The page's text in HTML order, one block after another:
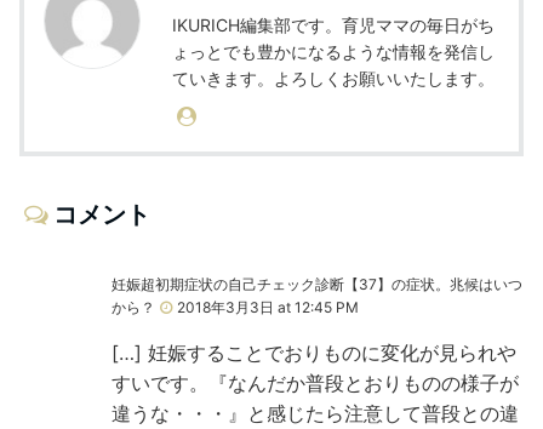
IKURICH編集部です。育児ママの毎日がち
ょっとでも豊かになるような情報を発信し
ていきます。よろしくお願いいたします。
コメント
妊娠超初期症状の自己チェック診断【37】の症状。兆候はいつ
から？
2018年3月3日 at 12:45 PM
[…] 妊娠することでおりものに変化が見られや
すいです。『なんだか普段とおりものの様子が
違うな・・・』と感じたら注意して普段との違